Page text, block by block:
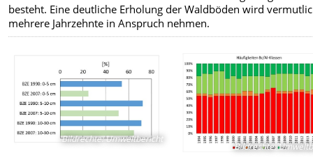
besteht. Eine deutliche Erholung der Waldböden wird
mehrere Jahrzehnte in Anspruch nehmen.
Bildrechte:Umweltbericht
Bildrechte: